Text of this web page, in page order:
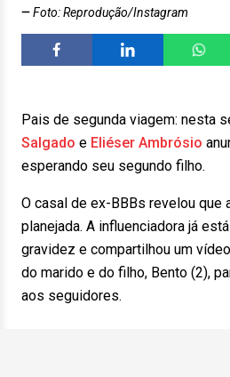
Foto: Reprodução/Instagram
Pais de segunda viagem: nesta
Salgado e Eliéser Ambrósio
esperando seu segundo filho.
O casal de ex-BBBs revelou que
planejada. A influenciadora já
gravidez e compartilhou um
do marido e do filho, Bento (2),
aos seguidores.